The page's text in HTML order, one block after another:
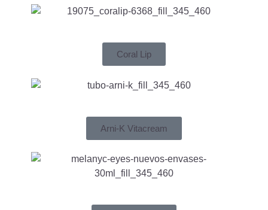
Coral Lip
Arni-K Vitacream